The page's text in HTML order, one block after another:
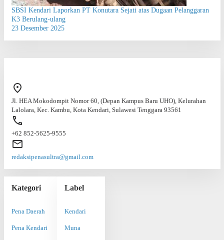
SBSI Kendari Laporkan PT Konutara Sejati atas Dugaan Pelanggaran
K3 Berulang-ulang
23 Desember 2025
Jl. HEA Mokodompit Nomor 60, (Depan Kampus Baru UHO), Kelurahan
Lalolara, Kec. Kambu, Kota Kendari, Sulawesi Tenggara 93561
+62 852-5625-9555
redaksipenasultra@gmail.com
Kategori
Pena Daerah
Pena Kendari
Label
Kendari
Muna